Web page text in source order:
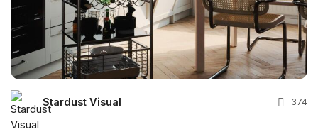
Stardust Visual 374